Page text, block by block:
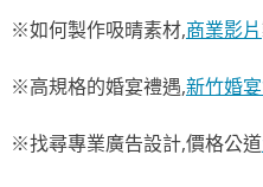
※如何製作吸晴素材,商業影片
※高規格的婚宴禮遇,新竹婚
※找尋專業廣告設計,價格公道